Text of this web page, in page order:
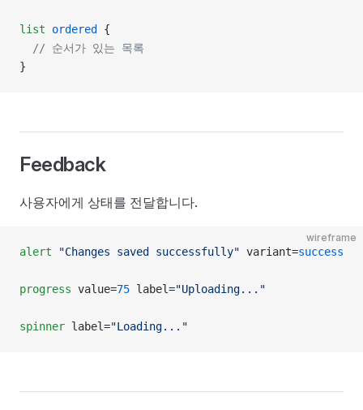
list ordered
{
  // 순서가 있는 목록
}
Feedback
사용자에게 상태를 전달합니다.
wireframe
alert "Changes saved successfully" variant=success
progress value=75 label="Uploading..."
spinner label="Loading..."